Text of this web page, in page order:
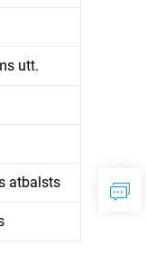
utt.
atbalsts